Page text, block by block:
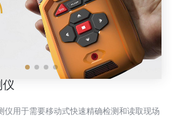
仪用于需要移动式快速精确检测和读取现场